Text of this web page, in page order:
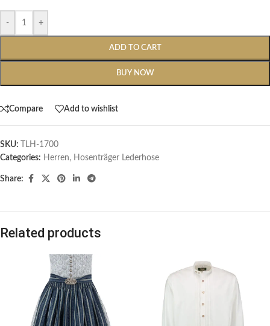
- +
ADD TO CART
BUY NOW
Compare Add to wishlist
SKU:
TLH-1700
Categories: Herren, Hosenträger Lederhose
Share:
Related products